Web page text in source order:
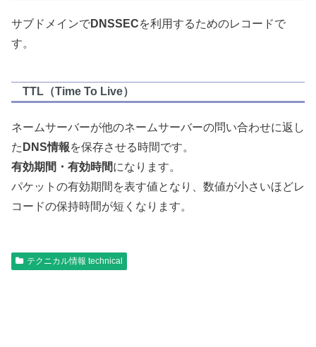
サブドメインでDNSSECを利用するためのレコードで
す。
TTL（Time To Live）
ネームサーバーが他のネームサーバーの問い合わせに返し
た DNS情報を保存させる時間です。
有効期間・有効時間になります。
パケットの有効期間を表す値となり、数値が小さいほどレ
コードの保持時間が短くなります。
テクニカル情報 technical